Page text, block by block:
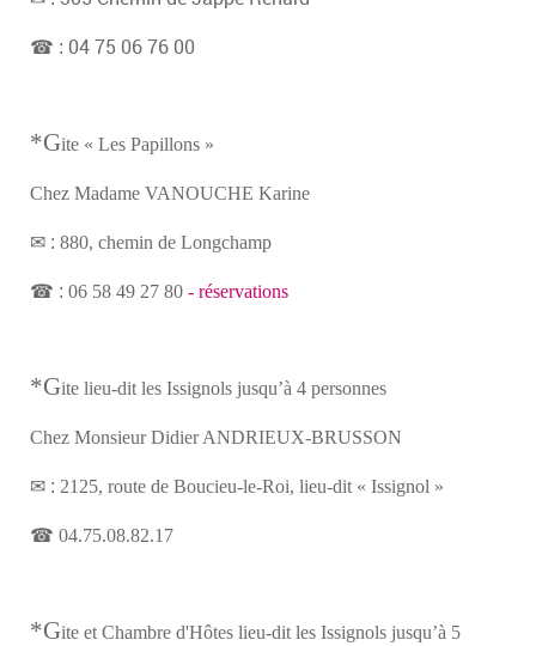
☎ : 04 75 06 76 00
*Gite « Les Papillons »
Chez Madame VANOUCHE Karine
✉ : 880, chemin de Longchamp
☎ : 06 58 49 27 80 - réservations
*Gite lieu-dit les Issignols jusqu’à 4 personnes
Chez Monsieur Didier ANDRIEUX-BRUSSON
✉ : 2125, route de Boucieu-le-Roi, lieu-dit « Issignol »
☎ 04.75.08.82.17
*Gite et Chambre d'Hôtes lieu-dit les Issignols jusqu’à 5